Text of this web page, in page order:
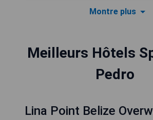
Montre plus
Meilleurs Hôtels
Pedro
Lina Point Belize